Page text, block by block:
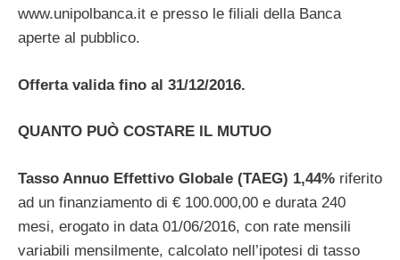
www.unipolbanca.it e presso le filiali della Banca
aperte al pubblico.
Offerta valida fino al 31/12/2016.
QUANTO PUÒ COSTARE IL MUTUO
Tasso Annuo Effettivo Globale (TAEG) 1,44% riferito
ad un finanziamento di € 100.000,00 e durata 240
mesi, erogato in data 01/06/2016, con rate mensili
variabili mensilmente, calcolato nell’ipotesi di tasso